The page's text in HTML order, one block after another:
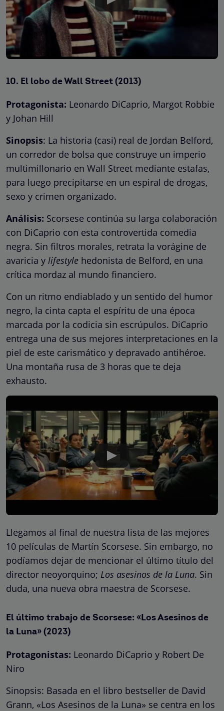
10. El lobo de Wall Street (2013)
Protagonista: Leonardo DiCaprio, Margot Robbie
y Johan Hill
Sinopsis: La historia (casi) real de Jordan Belford,
un corredor de bolsa que construye un imperio
multimillonario en Wall Street mediante estafas,
para luego precipitarse en un espiral de drogas,
sexo y crimen organizado.
Análisis: Scorsese continúa su larga colaboración
con DiCaprio con esta controvertida comedia
negra. Sin filtros morales, retrata la vorágine de
avaricia y lifestyle hedonista de Belford, en una
crítica mordaz al mundo financiero.
Con un ritmo endiablado y un sentido del humor
negro, la cinta capta el espíritu de una época
marcada por la codicia sin escrúpulos. DiCaprio
entrega una de sus mejores interpretaciones en la
piel de este carismático y depravado antihéroe.
Una montaña rusa de 3 horas que te deja
exhausto.
Llegamos al final de nuestra lista de las mejores
10 películas de Martín Scorsese. Sin embargo, no
podíamos dejar de mencionar el último título del
director neoyorquino; Los asesinos de la Luna. Sin
duda, una nueva obra maestra de Scorsese.
El último trabajo de Scorsese: «Los Asesinos de
la Luna» (2023)
Protagonistas: Leonardo DiCaprio y Robert De
Niro
Sinopsis: Basada en el libro bestseller de David
Grann, «Los Asesinos de la Luna» se centra en los